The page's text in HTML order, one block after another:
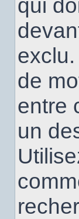
qui
de
entre
un